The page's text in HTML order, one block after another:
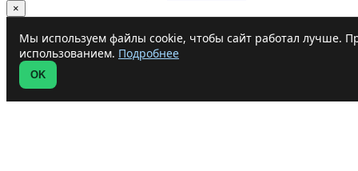
×
Мы используем файлы cookie, чтобы сайт работал лучше.
использованием. Подробнее
OK